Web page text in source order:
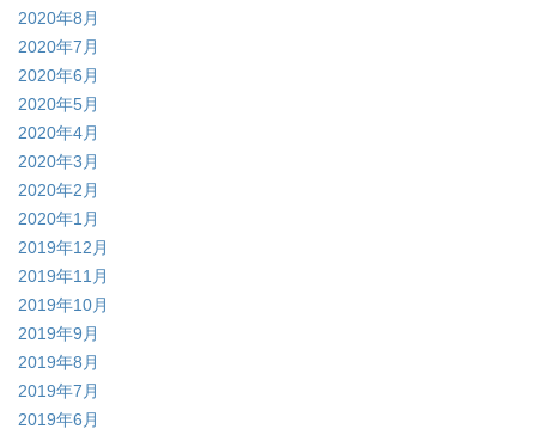
2020年8月
2020年7月
2020年6月
2020年5月
2020年4月
2020年3月
2020年2月
2020年1月
2019年12月
2019年11月
2019年10月
2019年9月
2019年8月
2019年7月
2019年6月